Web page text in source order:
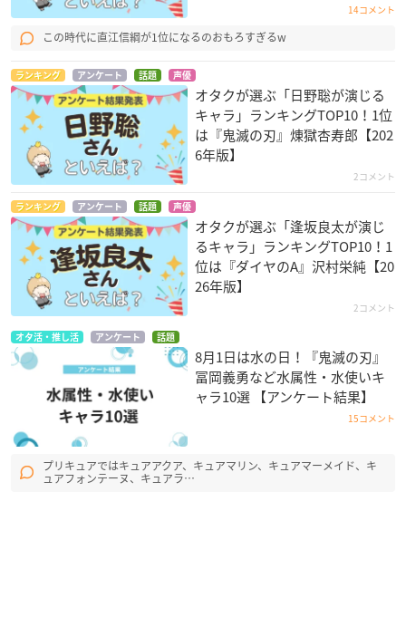
14コメント
この時代に直江信綱が1位になるのおもろすぎるw
ランキング アンケート 話題 声優
オタクが選ぶ「日野聡が演じる
キャラ」ランキングTOP10！1位
は『鬼滅の刃』煉󠄁獄杏寿郎【202
6年版】
2コメント
ランキング アンケート 話題 声優
オタクが選ぶ「逢坂良太が演じ
るキャラ」ランキングTOP10！1
位は『ダイヤのA』沢村栄純【20
26年版】
2コメント
オタ活・推し活 アンケート 話題
8月1日は水の日！『鬼滅の刃』
冨岡義勇など水属性・水使いキ
ャラ10選 【アンケート結果】
15コメント
プリキュアではキュアアクア、キュアマリン、キュアマーメイド、キ
ュアフォンテーヌ、キュアラ…